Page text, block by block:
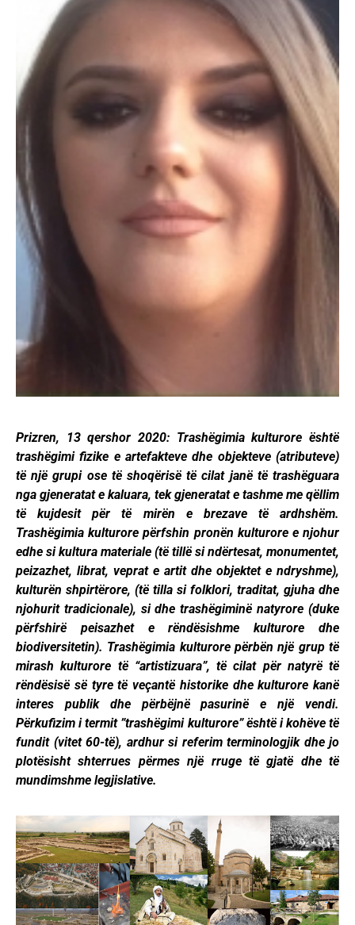
Prizren, 13 qershor 2020: Trashëgimia kulturore është
trashëgimi fizike e artefakteve dhe objekteve (atributeve)
të një grupi ose të shoqërisë të cilat janë të trashëguara
nga gjeneratat e kaluara, tek gjeneratat e tashme me qëllim
të kujdesit për të mirën e brezave të ardhshëm.
Trashëgimia kulturore përfshin pronën kulturore e njohur
edhe si kultura materiale (të tillë si ndërtesat, monumentet,
peizazhet, librat, veprat e artit dhe objektet e ndryshme),
kulturën shpirtërore, (të tilla si folklori, traditat, gjuha dhe
njohurit tradicionale), si dhe trashëgiminë natyrore (duke
përfshirë peisazhet e rëndësishme kulturore dhe
biodiversitetin). Trashëgimia kulturore përbën një grup të
mirash kulturore të “artistizuara”, të cilat për natyrë të
rëndësisë së tyre të veçantë historike dhe kulturore kanë
interes publik dhe përbëjnë pasurinë e një vendi.
Përkufizim i termit ”trashëgimi kulturore” është i kohëve të
fundit (vitet 60-të), ardhur si referim terminologjik dhe jo
plotësisht shterrues përmes një rruge të gjatë dhe të
mundimshme legjislative.